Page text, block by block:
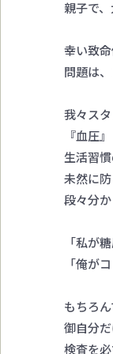
親子で
幸い致
問題は
我々ス
『血圧
生活習
未然に
段々分
「私が
「俺が
もちろん
御自分
検査を